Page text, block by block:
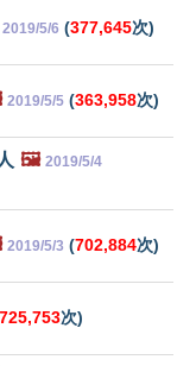
2019/5/6 (377,645次)
2019/5/5 (363,958次)
🖼️ 2019/5/4
2019/5/3 (702,884次)
725,753次)